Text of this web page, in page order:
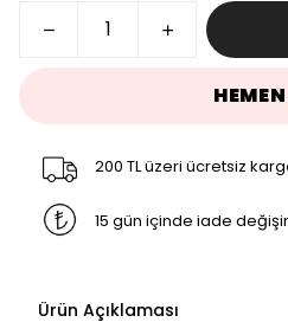
200 TL üzeri ücretsiz
15 gün içinde iade
Ürün Açıklaması